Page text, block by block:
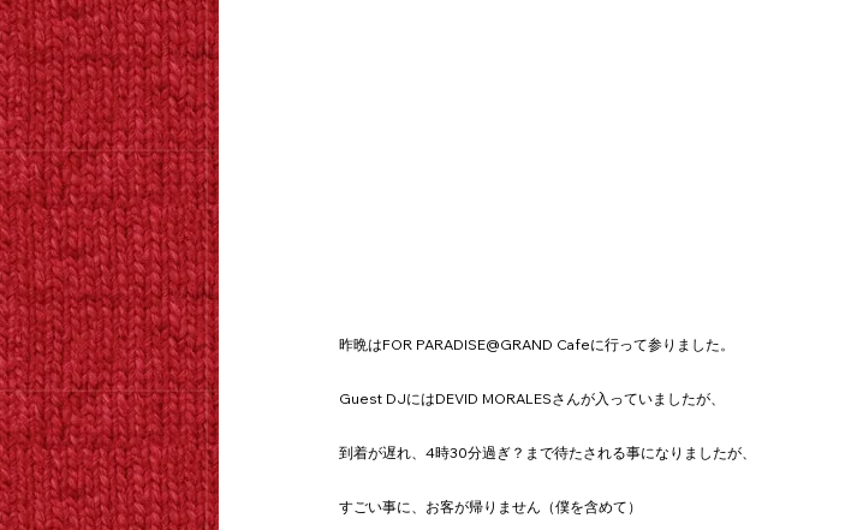
昨晩はFOR PARADISE@GRAND Cafeに行って参りました。
Guest DJにはDEVID MORALESさんが入っていましたが、
到着が遅れ、4時30分過ぎ？まで待たされる事になりましたが、
すごい事に、お客が帰りません（僕を含めて）